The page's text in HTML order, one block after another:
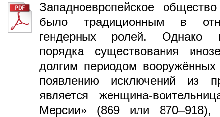
Западноевропейское
было традиционным в
гендерных ролей. Однако
порядка существования
долгим периодом
появлению исключений из
является женщина-
Мерсии» (869 или